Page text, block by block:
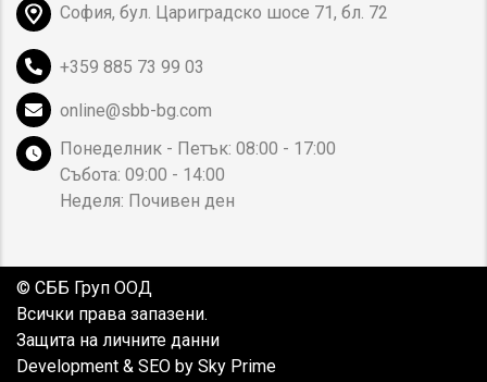
София, бул. Цариградско шосе 71, бл. 72
+359 885 73 99 03
online@sbb-bg.com
Понеделник - Петък: 08:00 - 17:00
Събота: 09:00 - 14:00
Неделя: Почивен ден
© СББ Груп ООД
Всички права запазени.
Защита на личните данни
Development & SEO by Sky Prime